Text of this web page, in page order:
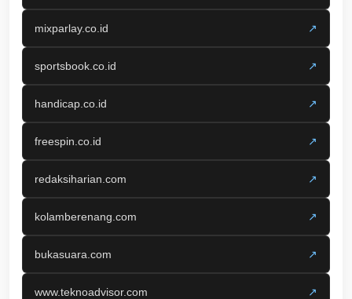
mixparlay.co.id ↗
sportsbook.co.id ↗
handicap.co.id ↗
freespin.co.id ↗
redaksiharian.com ↗
kolamberenang.com ↗
bukasuara.com ↗
www.teknoadvisor.com ↗